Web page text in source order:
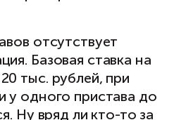
отсутствует
Базовая ставка на
тыс. рублей, при
у одного пристава до
Ну вряд ли кто-то за